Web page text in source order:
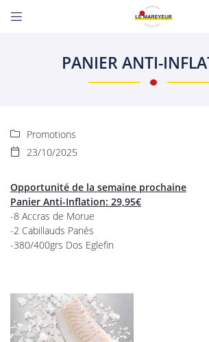

06 22 27 86 08
 Adresse email de réception
En cochant cette case, vous consentez à recevoir nos
l'adresse email indiqué ci-dessus. Vous pouvez vous
PANIER ANTI-
 Promotions
 23/10/2025
Opportunité de la semaine prochaine
Panier Anti-Inflation: 29,95€
-8 Accras de Morue
-2 Cabillauds Panés
-380/400grs Dos Eglefin